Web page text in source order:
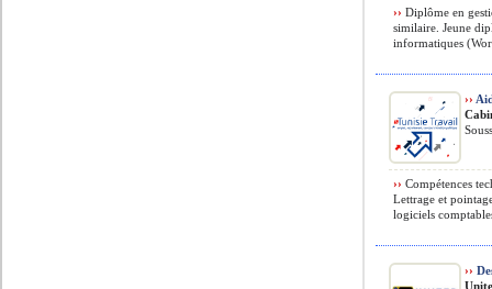
›› Diplôme en
similaire. Jeune
informatiques
››
›› Compétences
Lettrage et
logiciels
››